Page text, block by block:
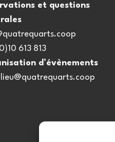
et questions
613 813
d’évènements